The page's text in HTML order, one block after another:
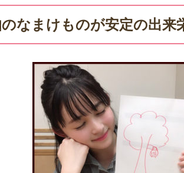
なまけものが安定の出来